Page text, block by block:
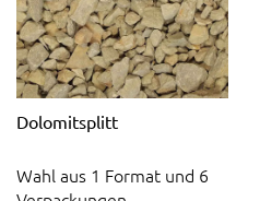
Dolomitsplitt
Wahl aus 1 Format und 6